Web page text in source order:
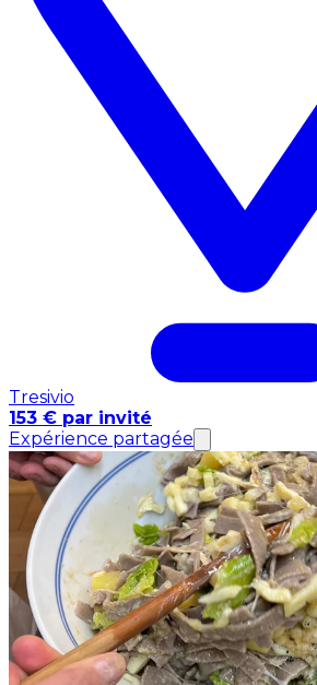
Tresivio
153 € par invité
Expérience partagée